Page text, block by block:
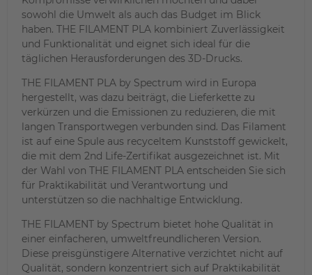
sowohl die Umwelt als auch das Budget im Blick
haben. THE FILAMENT PLA kombiniert Zuverlässigkeit
und Funktionalität und eignet sich ideal für die
täglichen Herausforderungen des 3D-Drucks.
THE FILAMENT PLA by Spectrum wird in Europa
hergestellt, was dazu beiträgt, die Lieferkette zu
verkürzen und die Emissionen zu reduzieren, die mit
langen Transportwegen verbunden sind. Das Filament
ist auf eine Spule aus recyceltem Kunststoff gewickelt,
die mit dem 2nd Life-Zertifikat ausgezeichnet ist. Mit
der Wahl von THE FILAMENT PLA entscheiden Sie sich
für Praktikabilität und Verantwortung und
unterstützen so die nachhaltige Entwicklung.
THE FILAMENT by Spectrum bietet hohe Qualität in
einer einfacheren, umweltfreundlicheren Version.
Diese preisgünstigere Alternative verzichtet nicht auf
Qualität, sondern konzentriert sich auf Praktikabilität